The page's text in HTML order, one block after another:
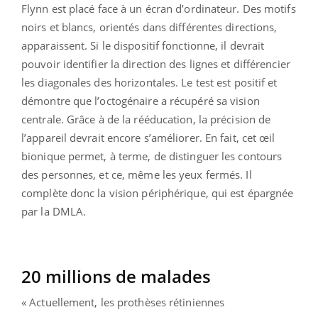
Flynn est placé face à un écran d’ordinateur. Des motifs
noirs et blancs, orientés dans différentes directions,
apparaissent. Si le dispositif fonctionne, il devrait
pouvoir identifier la direction des lignes et différencier
les diagonales des horizontales. Le test est positif et
démontre que l’octogénaire a récupéré sa vision
centrale. Grâce à de la rééducation, la précision de
l’appareil devrait encore s’améliorer. En fait, cet œil
bionique permet, à terme, de distinguer les contours
des personnes, et ce, même les yeux fermés. Il
complète donc la vision périphérique, qui est épargnée
par la DMLA.
20 millions de malades
« Actuellement, les prothèses rétiniennes